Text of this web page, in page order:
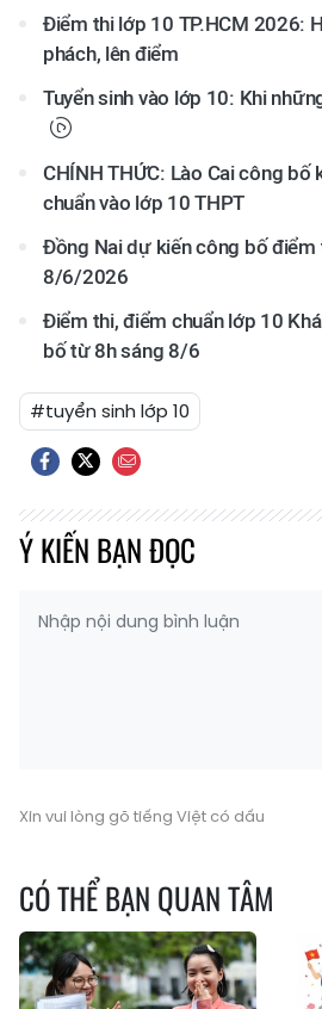
Điểm thi lớp 10 TP.HCM 2026:
phách, lên điểm
Tuyển sinh vào lớp 10: Khi
CHÍNH THỨC: Lào Cai công bố
chuẩn vào lớp 10 THPT
Đồng Nai dự kiến công bố
8/6/2026
Điểm thi, điểm chuẩn lớp 10
bố từ 8h sáng 8/6
#tuyển sinh lớp 10
Ý KIẾN BẠN ĐỌC
Xin vui lòng gõ tiếng Việt có dấu
CÓ THỂ BẠN QUAN TÂM